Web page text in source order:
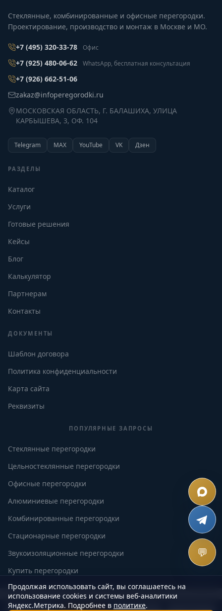
Стеклянные, комбинированные и офисные перегородки.
Проектирование, производство и монтаж в Москве и МО.
+7 (495) 320-33-78 Офис
+7 (925) 480-06-62 WhatsApp, бесплатная консультация
+7 (926) 662-51-06
zakaz@infoperegorodki.ru
МОСКОВСКАЯ ОБЛАСТЬ, Г. БАЛАШИХА, УЛИЦА
КАРБЫШЕВА, 3, ОФ. 104
Telegram MAX YouTube VK Дзен
РАЗДЕЛЫ
Каталог
Услуги
Готовые решения
Кейсы
Блог
Калькулятор
Партнерам
Контакты
ДОКУМЕНТЫ
Шаблон договора
Политика конфиденциальности
Карта сайта
Реквизиты
ПОПУЛЯРНЫЕ ЗАПРОСЫ
Стеклянные перегородки
Цельностеклянные перегородки
Офисные перегородки
Алюминиевые перегородки
Комбинированные перегородки
Стационарные перегородки
Звукоизоляционные перегородки
Купить перегородки
Установка и монтаж
Перегородки для переговорной
Вне офиса · Ответим в пн с 09:00
Продолжая использовать сайт, вы соглашаетесь на
использование cookies и системы веб-аналитики
Яндекс.Метрика. Подробнее в политике.
💬